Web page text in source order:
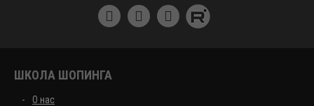
ШКОЛА ШОПИНГА
О нас